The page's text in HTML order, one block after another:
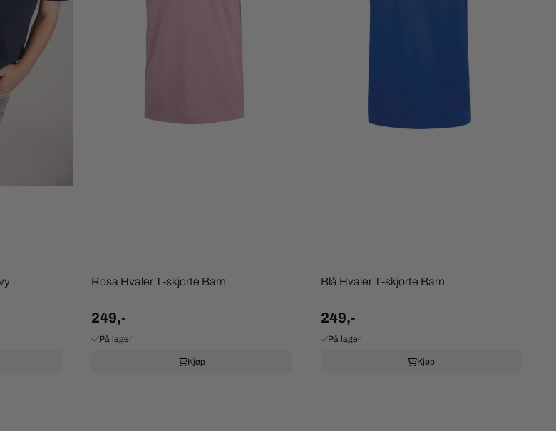
Rosa Hvaler T-skjorte Barn
249,-
På lager
Kjøp
Blå Hvaler T-skjorte Barn
249,-
På lager
Kjøp